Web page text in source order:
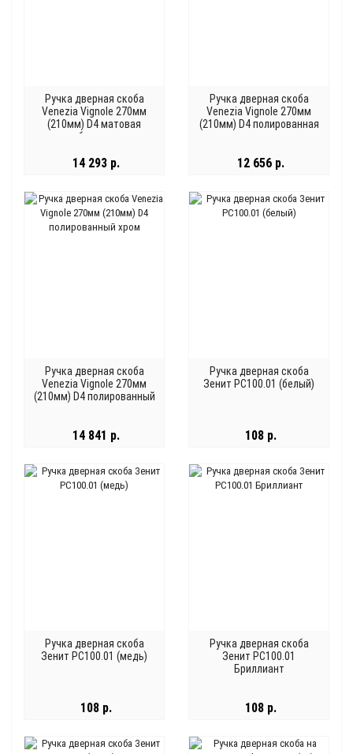
Ручка дверная скоба
Venezia Vignole 270мм
(210мм) D4 матовая
бронза
14 293 р.
Ручка дверная скоба
Venezia Vignole 270мм
(210мм) D4 полированная
12 656 р.
Ручка дверная скоба
Venezia Vignole 270мм
(210мм) D4 полированный
14 841 р.
Ручка дверная скоба
Зенит РС100.01 (белый)
108 р.
Ручка дверная скоба
Зенит РС100.01 (медь)
108 р.
Ручка дверная скоба
Зенит РС100.01
Бриллиант
108 р.